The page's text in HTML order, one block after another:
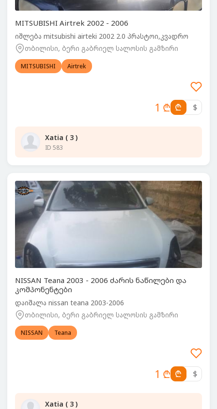
MITSUBISHI Airtrek 2002 - 2006
იშლება mitsubishi airteki 2002 2.0 პრასტოი,კვადრო
თბილისი, ბერი გაბრიელ სალოსის გამზირი
MITSUBISHI Airtrek
1 ₾ ₾ $
Xatia ( 3 )
ID 583
NISSAN Teana 2003 - 2006 ძარის ნაწილები და
კომპონენტები
დაიშალა nissan teana 2003-2006
თბილისი, ბერი გაბრიელ სალოსის გამზირი
NISSAN Teana
1 ₾ ₾ $
Xatia ( 3 )